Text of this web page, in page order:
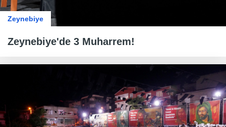
Zeynebiye
Zeynebiye'de 3 Muharrem!